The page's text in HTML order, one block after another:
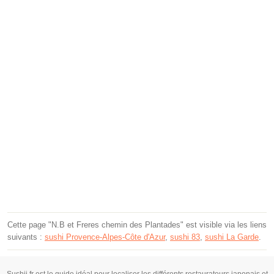
Cette page "N.B et Freres chemin des Plantades" est visible via les liens
suivants : sushi Provence-Alpes-Côte d'Azur, sushi 83 sushi La Garde